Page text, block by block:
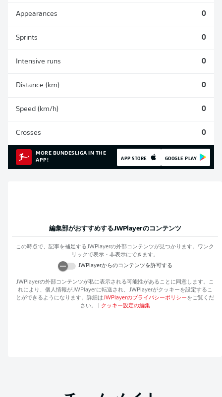
Appearances 0
Sprints 0
Intensive runs 0
Distance (km) 0
Speed (km/h) 0
Crosses 0
MORE BUNDESLIGA IN THE
APP!
APP STORE GOOGLE PLAY
編集部がおすすめするJWPlayerのコンテンツ
この時点で、記事を補足するJWPlayerの外部コンテンツが見つかります。ワンク
リックで表示・非表示にできます。
JWPlayerからのコンテンツを許可する
JWPlayerの外部コンテンツが私に表示される可能性があることに同意します。こ
れにより、個人情報がJWPlayerに転送され、 JWPlayerがクッキーを設定するこ
とができるようになります。詳細はJWPlayerのプライバシーポリシーをご覧くだ
さい。
クッキー設定の編集